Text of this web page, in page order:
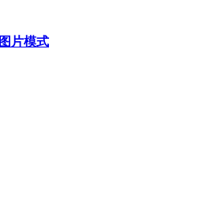
图片模式